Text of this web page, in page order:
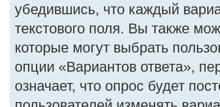
убедившись, что каждый
текстового поля. Вы также
которые могут выбрать
опции «Вариантов ответа»,
означает, что опрос будет